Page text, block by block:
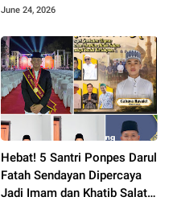
June 24, 2026
Hebat! 5 Santri Ponpes Darul
Fatah Sendayan Dipercaya
Jadi Imam dan Khatib Salat